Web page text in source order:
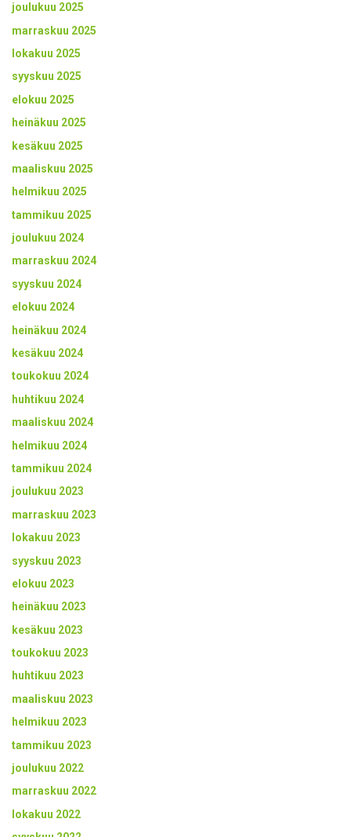
joulukuu 2025
marraskuu 2025
lokakuu 2025
syyskuu 2025
elokuu 2025
heinäkuu 2025
kesäkuu 2025
maaliskuu 2025
helmikuu 2025
tammikuu 2025
joulukuu 2024
marraskuu 2024
syyskuu 2024
elokuu 2024
heinäkuu 2024
kesäkuu 2024
toukokuu 2024
huhtikuu 2024
maaliskuu 2024
helmikuu 2024
tammikuu 2024
joulukuu 2023
marraskuu 2023
lokakuu 2023
syyskuu 2023
elokuu 2023
heinäkuu 2023
kesäkuu 2023
toukokuu 2023
huhtikuu 2023
maaliskuu 2023
helmikuu 2023
tammikuu 2023
joulukuu 2022
marraskuu 2022
lokakuu 2022